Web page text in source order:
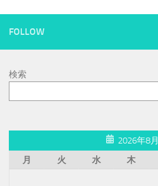
FOLLOW
検索
2026年8月
月
火 水 木